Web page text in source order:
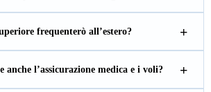
frequenterò all’estero?
anche l’assicurazione medica e i voli?